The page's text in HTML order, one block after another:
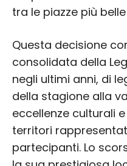
tra le piazze più
Questa decisione
consolidata della
negli ultimi anni, di
della stagione alla
eccellenze culturali
territori
partecipanti. Lo